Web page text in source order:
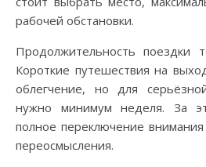
рабочей обстановки.
Продолжительность поездки
Короткие путешествия на
облегчение, но для
нужно минимум неделя. За
полное переключение
переосмысления.